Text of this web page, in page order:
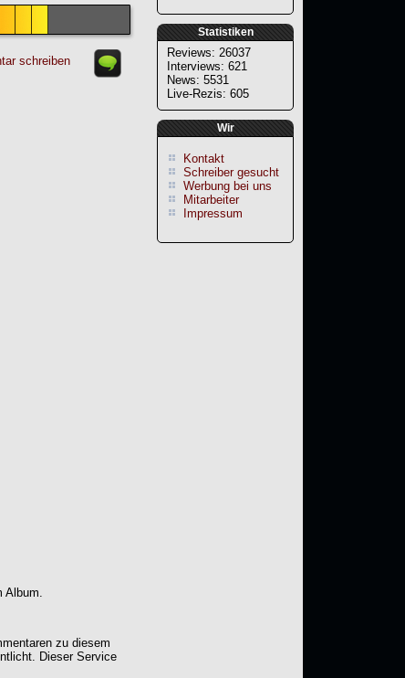
Statistiken
Reviews: 26037
Interviews: 621
News: 5531
Live-Rezis: 605
Wir
Kontakt
Schreiber gesucht
Werbung bei uns
Mitarbeiter
Impressum
schreiben
Album.
zu diesem
Dieser Service